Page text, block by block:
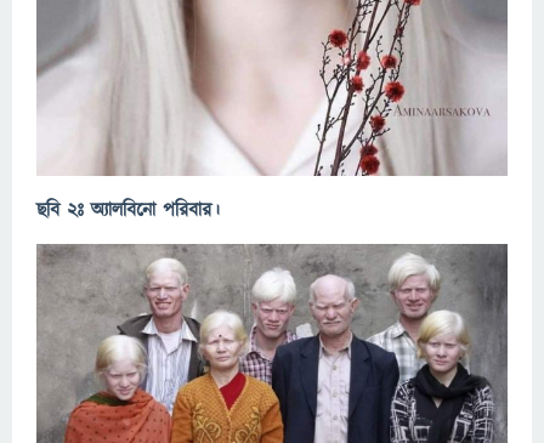
ছবি ২ঃ অ্যালবিনো পরিবার।